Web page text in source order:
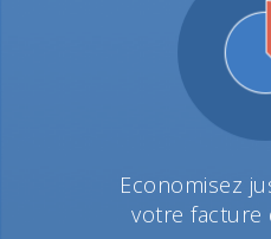
Economisez
votre facture